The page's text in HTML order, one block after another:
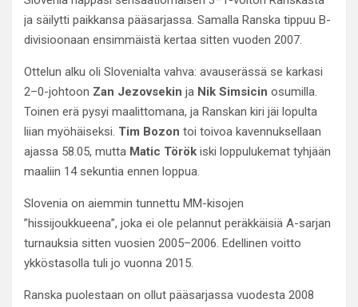
ja säilytti paikkansa pääsarjassa. Samalla Ranska tippuu B-
divisioonaan ensimmäistä kertaa sitten vuoden 2007.
Ottelun alku oli Slovenialta vahva: avauserässä se karkasi
2–0-johtoon Zan Jezovsekin ja Nik Simsicin osumilla.
Toinen erä pysyi maalittomana, ja Ranskan kiri jäi lopulta
liian myöhäiseksi. Tim Bozon toi toivoa kavennuksellaan
ajassa 58.05, mutta Matic Török iski loppulukemat tyhjään
maaliin 14 sekuntia ennen loppua.
Slovenia on aiemmin tunnettu MM-kisojen
”hissijoukkueena”, joka ei ole pelannut peräkkäisiä A-sarjan
turnauksia sitten vuosien 2005–2006. Edellinen voitto
ykköstasolla tuli jo vuonna 2015.
Ranska puolestaan on ollut pääsarjassa vuodesta 2008